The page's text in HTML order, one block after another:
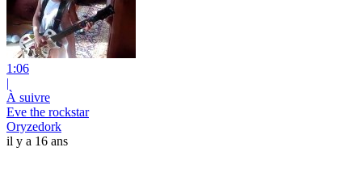
1:06
|
À suivre
Eve the rockstar
Oryzedork
il y a 16 ans